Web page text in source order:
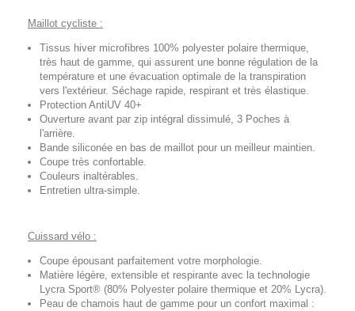
Maillot cycliste :
Tissus hiver microfibres 100% polyester polaire thermique,
très haut de gamme, qui assurent une bonne régulation de la
température et une évacuation optimale de la transpiration
vers l'extérieur. Séchage rapide, respirant et très élastique.
Protection AntiUV 40+
Ouverture avant par zip intégral dissimulé, 3 Poches à
l'arrière.
Bande siliconée en bas de maillot pour un meilleur maintien.
Coupe très confortable.
Couleurs inaltérables.
Entretien ultra-simple.
Cuissard vélo :
Coupe épousant parfaitement votre morphologie.
Matière légère, extensible et respirante avec la technologie
Lycra Sport® (80% Polyester polaire thermique et 20% Lycra).
Peau de chamois haut de gamme pour un confort maximal :